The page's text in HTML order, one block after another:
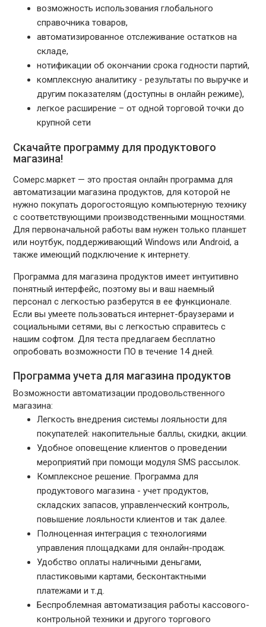
возможность использования глобального
справочника товаров,
автоматизированное отслеживание остатков на
складе,
нотификации об окончании срока годности партий,
комплексную аналитику - результаты по выручке и
другим показателям (доступны в онлайн режиме),
легкое расширение – от одной торговой точки до
крупной сети
Скачайте программу для продуктового
магазина!
Сомерс.маркет — это простая онлайн программа для
автоматизации магазина продуктов, для которой не
нужно покупать дорогостоящую компьютерную технику
с соответствующими производственными мощностями.
Для первоначальной работы вам нужен только планшет
или ноутбук, поддерживающий Windows или Android, а
также имеющий подключение к интернету.
Программа для магазина продуктов имеет интуитивно
понятный интерфейс, поэтому вы и ваш наемный
персонал с легкостью разберутся в ее функционале.
Если вы умеете пользоваться интернет-браузерами и
социальными сетями, вы с легкостью справитесь с
нашим софтом. Для теста предлагаем бесплатно
опробовать возможности ПО в течение 14 дней.
Программа учета для магазина продуктов
Возможности автоматизации продовольственного
магазина:
Легкость внедрения системы лояльности для
покупателей: накопительные баллы, скидки, акции.
Удобное оповещение клиентов о проведении
мероприятий при помощи модуля SMS рассылок.
Комплексное решение. Программа для
продуктового магазина - учет продуктов,
складских запасов, управленческий контроль,
повышение лояльности клиентов и так далее.
Полноценная интеграция с технологиями
управления площадками для онлайн-продаж.
Удобство оплаты наличными деньгами,
пластиковыми картами, бесконтактными
платежами и т.д.
Беспроблемная автоматизация работы кассового-
контрольной техники и другого торгового